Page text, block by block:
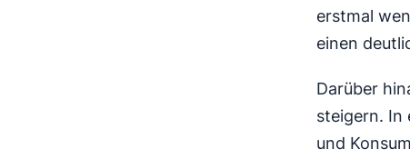
erstmal
einen
Darüber
steigern. In
und